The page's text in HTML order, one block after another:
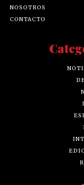
NOSOTROS
CONTACTO